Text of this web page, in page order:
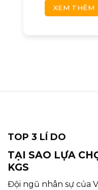
XEM THÊM
TOP 3 LÍ DO
TẠI SAO LỰA
KGS
Đội ngũ nhân sự của